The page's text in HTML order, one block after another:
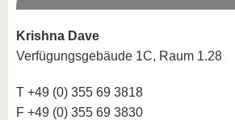
Krishna Dave
Verfügungsgebäude 1C, Raum 1.28
T +49 (0) 355 69 3818
F +49 (0) 355 69 3830